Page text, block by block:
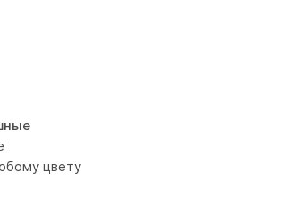
цвету